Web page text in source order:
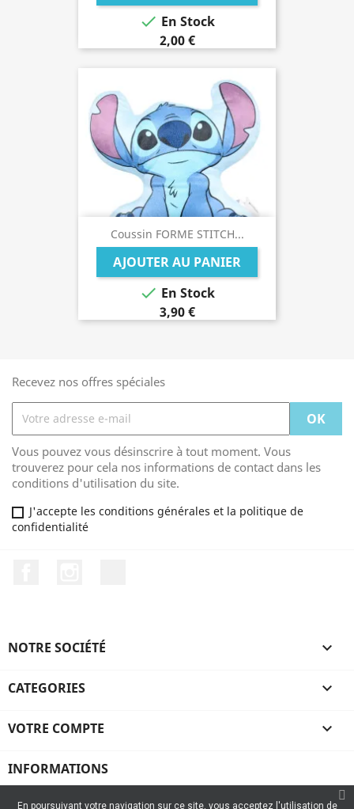
 En Stock
2,00 €
Coussin FORME STITCH...
AJOUTER AU PANIER
 En Stock
3,90 €
Recevez nos offres spéciales
Vous pouvez vous désinscrire à tout moment. Vous
trouverez pour cela nos informations de contact dans les
conditions d'utilisation du site.
J'accepte les conditions générales et la politique de
confidentialité
NOTRE SOCIÉTÉ 
CATEGORIES 
VOTRE COMPTE 
INFORMATIONS
En poursuivant votre navigation sur ce site, vous acceptez l'utilisation de